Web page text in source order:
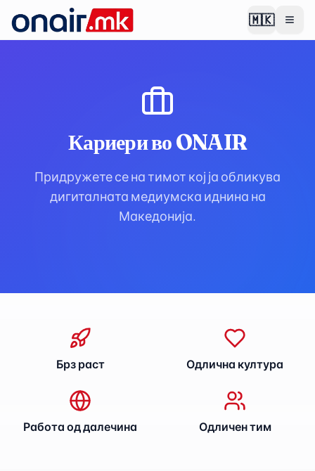
🇲🇰
Кариери во ONAIR
Придружете се на тимот кој ја обликува
дигиталната медиумска иднина на
Македонија.
Брз раст Одлична култура
Работа од далечина Одличен тим